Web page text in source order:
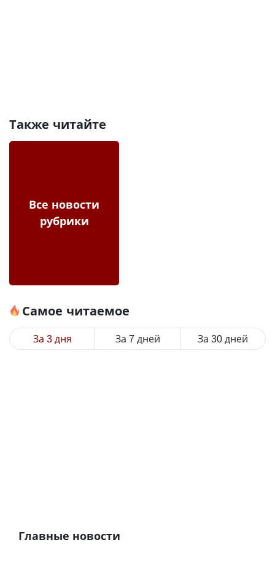
Также читайте
Все новости
рубрики
Самое читаемое
За 3 дня За 7 дней За 30 дней
Главные новости